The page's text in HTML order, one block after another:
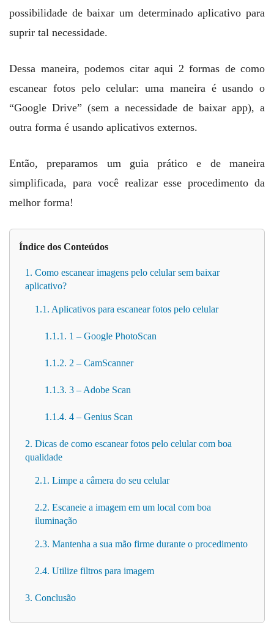
possibilidade de baixar um determinado aplicativo para
suprir tal necessidade.
Dessa maneira, podemos citar aqui 2 formas de como
escanear fotos pelo celular: uma maneira é usando o
“Google Drive” (sem a necessidade de baixar app), a
outra forma é usando aplicativos externos.
Então, preparamos um guia prático e de maneira
simplificada, para você realizar esse procedimento da
melhor forma!
Índice dos Conteúdos
1. Como escanear imagens pelo celular sem baixar
aplicativo?
1.1. Aplicativos para escanear fotos pelo celular
1.1.1. 1 – Google PhotoScan
1.1.2. 2 – CamScanner
1.1.3. 3 – Adobe Scan
1.1.4. 4 – Genius Scan
2. Dicas de como escanear fotos pelo celular com boa
qualidade
2.1. Limpe a câmera do seu celular
2.2. Escaneie a imagem em um local com boa
iluminação
2.3. Mantenha a sua mão firme durante o procedimento
2.4. Utilize filtros para imagem
3. Conclusão